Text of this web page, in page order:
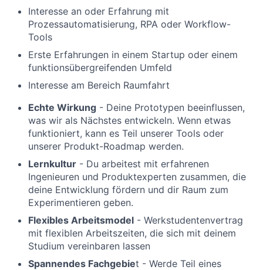
Interesse an oder Erfahrung mit
Prozessautomatisierung, RPA oder Workflow-
Tools
Erste Erfahrungen in einem Startup oder einem
funktionsübergreifenden Umfeld
Interesse am Bereich Raumfahrt
Echte Wirkung - Deine Prototypen beeinflussen,
was wir als Nächstes entwickeln. Wenn etwas
funktioniert, kann es Teil unserer Tools oder
unserer Produkt-Roadmap werden.
Lernkultur - Du arbeitest mit erfahrenen
Ingenieuren und Produktexperten zusammen, die
deine Entwicklung fördern und dir Raum zum
Experimentieren geben.
Flexibles Arbeitsmodel - Werkstudentenvertrag
mit flexiblen Arbeitszeiten, die sich mit deinem
Studium vereinbaren lassen
Spannendes Fachgebiet - Werde Teil eines